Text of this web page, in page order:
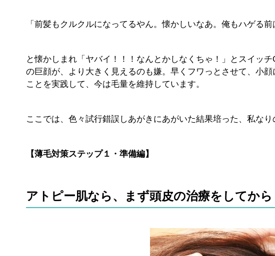
「前髪もクルクルになってるやん。懐かしいなあ。俺もハゲる
と懐かしまれ「ヤバイ！！！なんとかしなくちゃ！」とスイッ
の巨顔が、より大きく見えるのも嫌。早くフワっとさせて、小
ことを実践して、今は毛量を維持しています。
ここでは、色々試行錯誤しあがきにあがいた結果培った、私な
【薄毛対策ステップ１・準備編】
アトピー肌なら、まず頭皮の治療をしてから